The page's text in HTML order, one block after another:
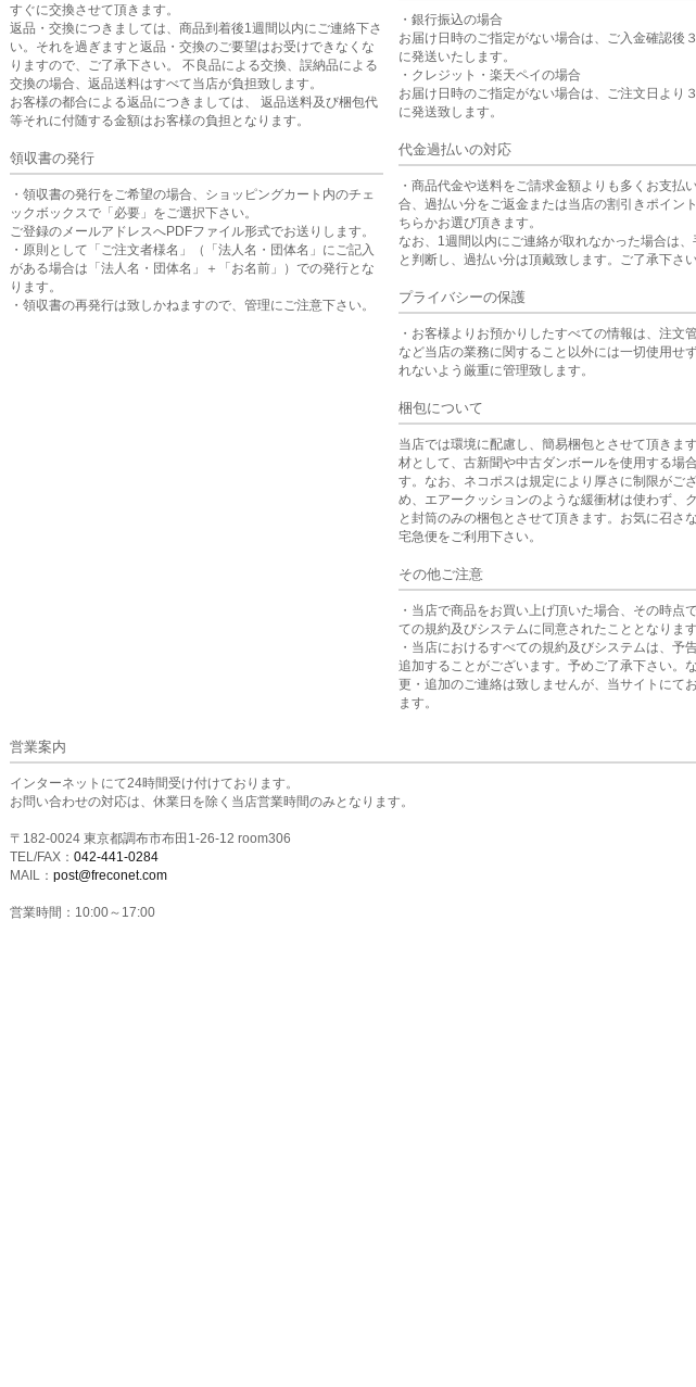
すぐに交換させて頂きます。
返品・交換につきましては、商品到着後1週間以内にご連絡下さ
い。それを過ぎますと返品・交換のご要望はお受けできなくな
りますので、ご了承下さい。 不良品による交換、誤納品による
交換の場合、返品送料はすべて当店が負担致します。
お客様の都合による返品につきましては、 返品送料及び梱包代
等それに付随する金額はお客様の負担となります。
領収書の発行
・領収書の発行をご希望の場合、ショッピングカート内のチェ
ックボックスで「必要」をご選択下さい。
ご登録のメールアドレスへPDFファイル形式でお送りします。
・原則として「ご注文者様名」（「法人名・団体名」にご記入
がある場合は「法人名・団体名」＋「お名前」）での発行とな
ります。
・領収書の再発行は致しかねますので、管理にご注意下さい。
・銀行振込の場合
お届け日時のご指定がない場合は、ご入金確認後
に発送いたします。
・クレジット・楽天ペイの場合
お届け日時のご指定がない場合は、ご注文日より
に発送致します。
代金過払いの対応
・商品代金や送料をご請求金額よりも多くお支払
合、過払い分をご返金または当店の割引きポイン
ちらかお選び頂きます。
なお、1週間以内にご連絡が取れなかった場合は
と判断し、過払い分は頂戴致します。ご了承下さい
プライバシーの保護
・お客様よりお預かりしたすべての情報は、注文
など当店の業務に関すること以外には一切使用せ
れないよう厳重に管理致します。
梱包について
当店では環境に配慮し、簡易梱包とさせて頂きま
材として、古新聞や中古ダンボールを使用する場
す。なお、ネコポスは規定により厚さに制限がご
め、エアークッションのような緩衝材は使わず、
と封筒のみの梱包とさせて頂きます。お気に召さな
宅急便をご利用下さい。
その他ご注意
・当店で商品をお買い上げ頂いた場合、その時点
ての規約及びシステムに同意されたこととなります
・当店におけるすべての規約及びシステムは、予
追加することがございます。予めご了承下さい。
更・追加のご連絡は致しませんが、当サイトにて
ます。
営業案内
インターネットにて24時間受け付けております。
お問い合わせの対応は、休業日を除く当店営業時間のみとなります。
〒182-0024 東京都調布市布田1-26-12 room306
TEL/FAX： 042-441-0284
MAIL： post@freconet.com
営業時間：10:00～17:00